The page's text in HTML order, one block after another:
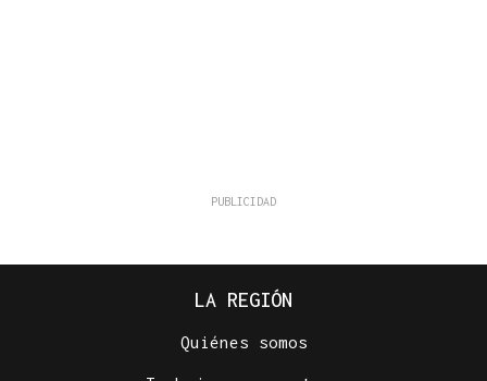
LA REGIÓN
Quiénes somos